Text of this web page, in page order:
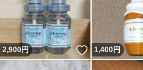
2,900円 いいね！
1,400円